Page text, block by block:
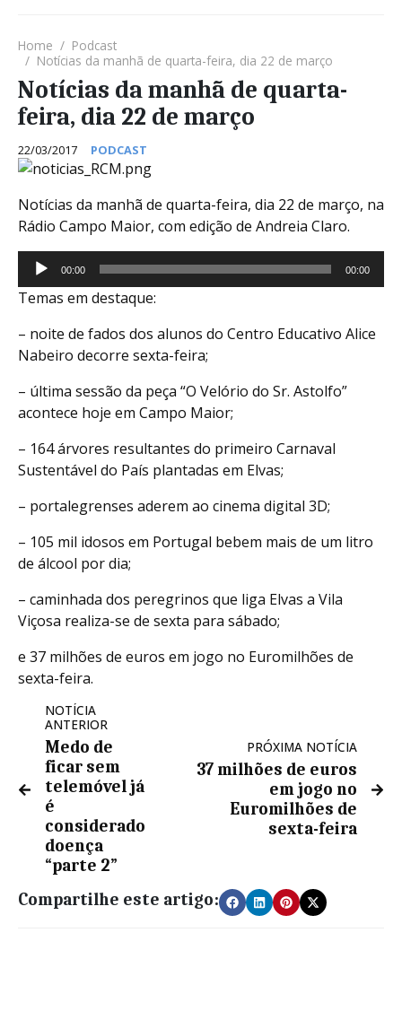
Home
Podcast
Notícias da manhã de quarta-feira, dia 22 de março
Notícias da manhã de quarta-
feira, dia 22 de março
22/03/2017 PODCAST
Notícias da manhã de quarta-feira, dia 22 de março, na
Rádio Campo Maior, com edição de Andreia Claro.
Reprodutor
de
áudio
00:00 00:00
Temas em destaque:
– noite de fados dos alunos do Centro Educativo Alice
Nabeiro decorre sexta-feira;
– última sessão da peça “O Velório do Sr. Astolfo”
acontece hoje em Campo Maior;
– 164 árvores resultantes do primeiro Carnaval
Sustentável do País plantadas em Elvas;
– portalegrenses aderem ao cinema digital 3D;
– 105 mil idosos em Portugal bebem mais de um litro
de álcool por dia;
– caminhada dos peregrinos que liga Elvas a Vila
Viçosa realiza-se de sexta para sábado;
e 37 milhões de euros em jogo no Euromilhões de
sexta-feira.
NOTÍCIA
ANTERIOR
Medo de
ficar sem
telemóvel já
é
considerado
doença
“parte 2”
PRÓXIMA NOTÍCIA
37 milhões de euros
em jogo no
Euromilhões de
sexta-feira
Compartilhe este artigo: